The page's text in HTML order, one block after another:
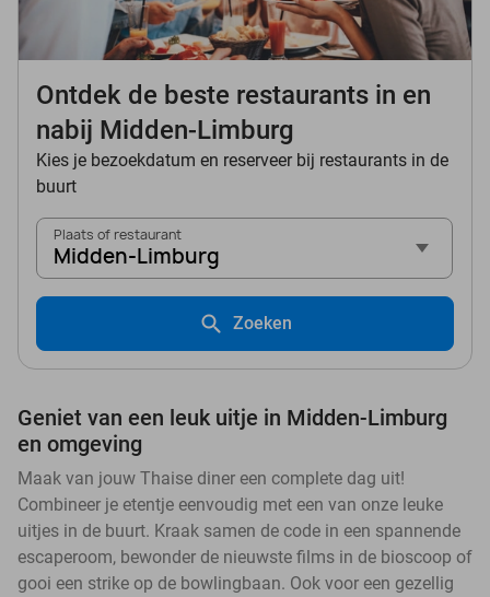
Ontdek de beste restaurants in en
nabij Midden-Limburg
Kies je bezoekdatum en reserveer bij restaurants in de
buurt
Plaats of restaurant
Midden-Limburg
Zoeken
Geniet van een leuk uitje in Midden-Limburg
en omgeving
Maak van jouw Thaise diner een complete dag uit!
Combineer je etentje eenvoudig met een van onze leuke
uitjes in de buurt. Kraak samen de code in een spannende
escaperoom, bewonder de nieuwste films in de bioscoop of
gooi een strike op de bowlingbaan. Ook voor een gezellig